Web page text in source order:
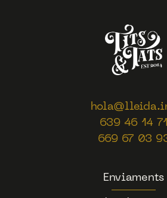
Enviaments
639 46 14 71
669 67 03